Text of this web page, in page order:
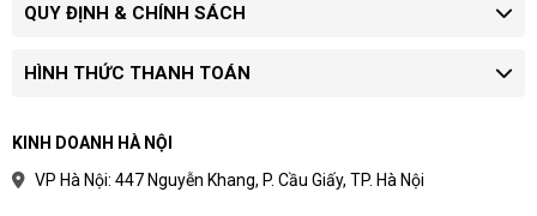
QUY ĐỊNH & CHÍNH SÁCH
HÌNH THỨC THANH TOÁN
KINH DOANH HÀ NỘI
VP Hà Nội: 447 Nguyễn Khang, P. Cầu Giấy, TP. Hà Nội